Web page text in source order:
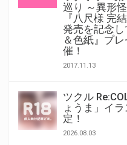
巡り ～異形
『八尺様 完
発売を記念
＆色紙』プ
催！
2017.11.13
ツクル
ょうま」イ
定！
2026.08.03